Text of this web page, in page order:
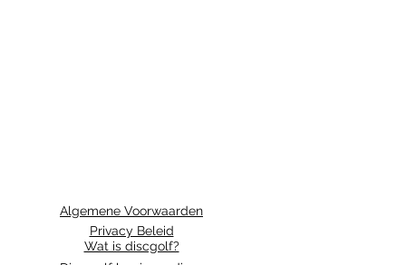
Algemene Voorwaarden
Privacy Beleid
Wat is discgolf?